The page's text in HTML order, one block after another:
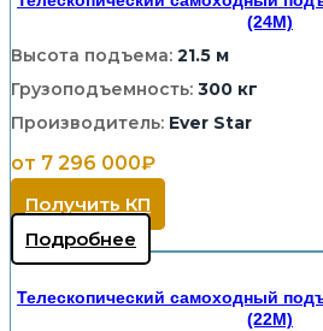
(24M)
Высота подъема: 21.5 м
Грузоподъемность: 300 кг
Производитель: Ever Star
от 7 296 000₽
Получить КП
Подробнее
Телескопический самоходный
(22M)